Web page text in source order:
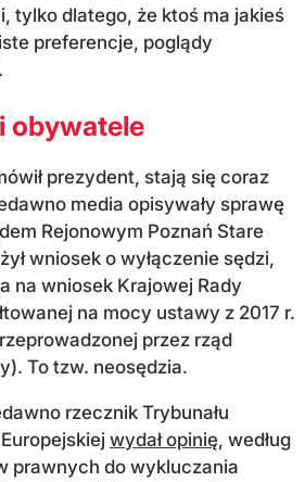
tylko dlatego, że ktoś ma jakieś
preferencje, poglądy
obywatele
prezydent, stają się coraz
media opisywały sprawę
Rejonowym Poznań Stare
wniosek o wyłączenie sędzi,
na wniosek Krajowej Rady
na mocy ustawy z 2017 r.
przez rząd
To tzw. neosędzia.
rzecznik Trybunału
wydał opinię, według
prawnych do wykluczania